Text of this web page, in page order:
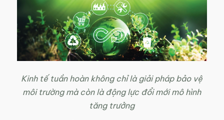
Kinh tế tuần hoàn không chỉ là giải pháp bảo vệ
môi trường mà còn là động lực đổi mới mô hình
tăng trưởng